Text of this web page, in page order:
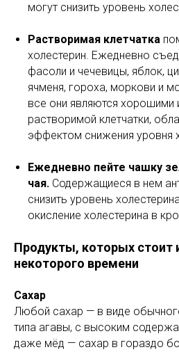
могут снизить уровень
Растворимая клетчатка
холестерин. Ежедневно
фасоли и чечевицы, яблок,
ячменя, гороха, моркови и
все они являются хорошими
растворимой клетчатки,
эффектом снижения уровня
Ежедневно пейте чашку
чая. Содержащиеся в нем
снизить уровень
окисление холестерина в
Продукты, которых стоит
некоторого времени
Сахар
Любой сахар — в виде
типа агавы, с высоким
даже мёд — сахар в гораздо